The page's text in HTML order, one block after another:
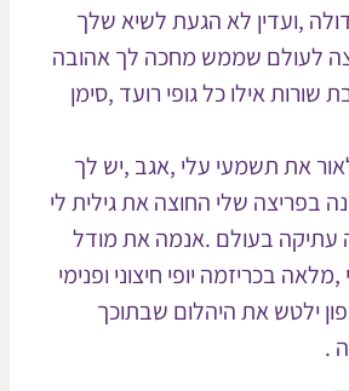
לא הגעת לשיא שלך
שממש מחכה לך אהובה
אילו כל גופי רועד ,סימן
תשמעי עלי ,אגב ,יש לך
שלי החוצה את גילית לי
בעולם .אנמה את מודל
יופי חיצוני ופנימי
את היהלום שבתוכך